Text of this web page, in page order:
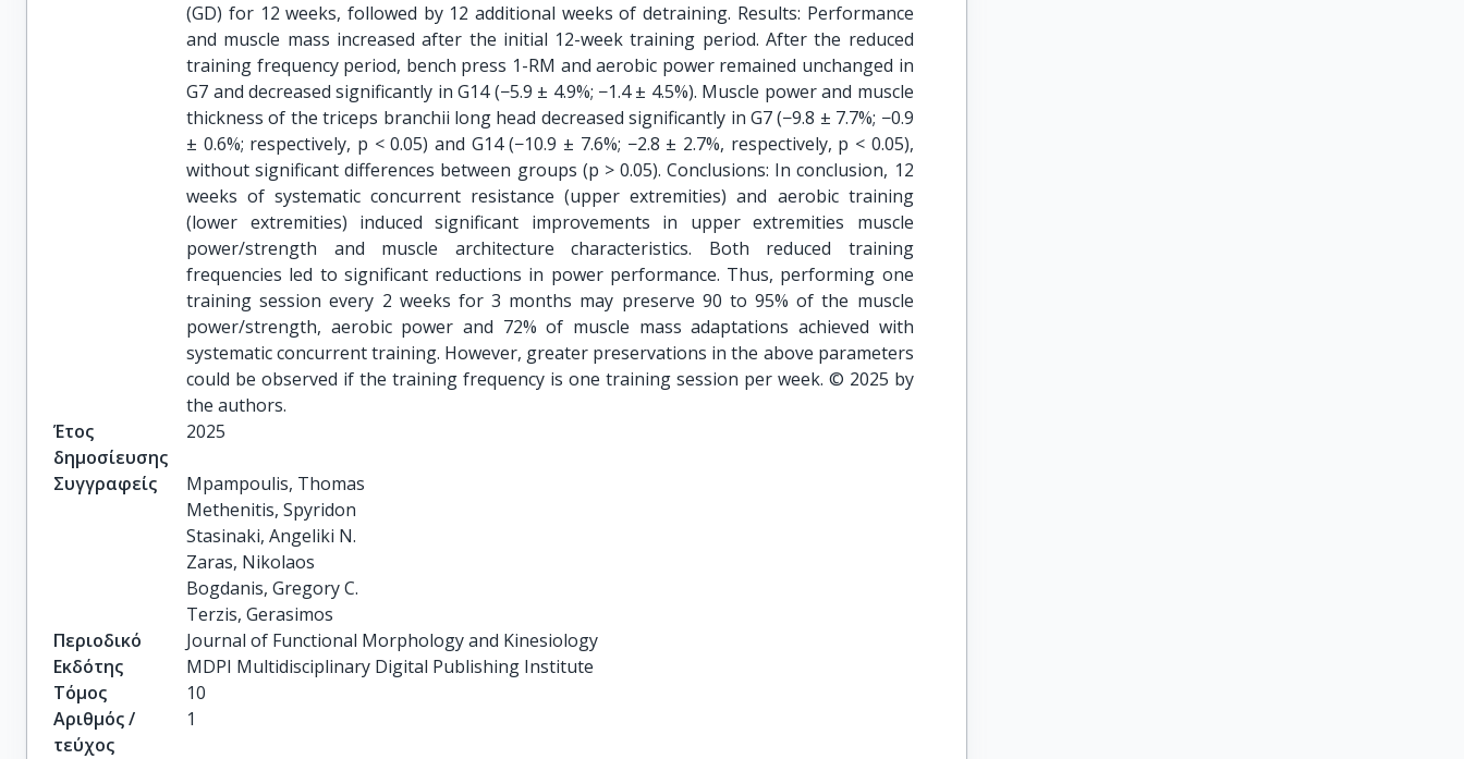
(GD) for 12 weeks, followed by 12 additional weeks of detraining. Results: Performance
and muscle mass increased after the initial 12-week training period. After the reduced
training frequency period, bench press 1-RM and aerobic power remained unchanged in
G7 and decreased significantly in G14 (−5.9 ± 4.9%; −1.4 ± 4.5%). Muscle power and muscle
thickness of the triceps branchii long head decreased significantly in G7 (−9.8 ± 7.7%; −0.9
± 0.6%; respectively, p < 0.05) and G14 (−10.9 ± 7.6%; −2.8 ± 2.7%, respectively, p < 0.05),
without significant differences between groups (p > 0.05). Conclusions: In conclusion, 12
weeks of systematic concurrent resistance (upper extremities) and aerobic training
(lower extremities) induced significant improvements in upper extremities muscle
power/strength and muscle architecture characteristics. Both reduced training
frequencies led to significant reductions in power performance. Thus, performing one
training session every 2 weeks for 3 months may preserve 90 to 95% of the muscle
power/strength, aerobic power and 72% of muscle mass adaptations achieved with
systematic concurrent training. However, greater preservations in the above parameters
could be observed if the training frequency is one training session per week. © 2025 by
the authors.
Έτος
δημοσίευσης
2025
Συγγραφείς
Mpampoulis, Thomas
Methenitis, Spyridon
Stasinaki, Angeliki N.
Zaras, Nikolaos
Bogdanis, Gregory C.
Terzis, Gerasimos
Περιοδικό
Journal of Functional Morphology and Kinesiology
Εκδότης
MDPI Multidisciplinary Digital Publishing Institute
Τόμος
10
Αριθμός /
τεύχος
1